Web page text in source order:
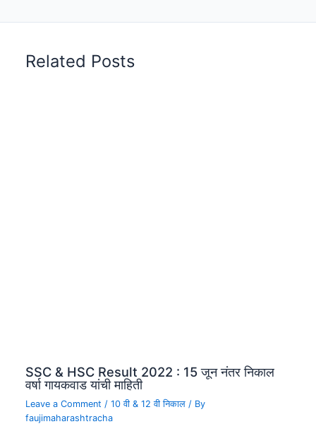
Related Posts
SSC & HSC Result 2022 : 15 जून नंतर निकाल
वर्षा गायकवाड यांची माहिती
Leave a Comment /10 वी & 12 वी निकाल / By
faujimaharashtracha